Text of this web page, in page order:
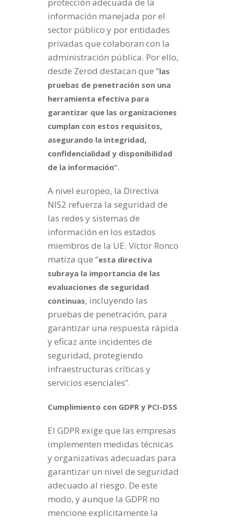
protección adecuada de la
información manejada por el
sector público y por entidades
privadas que colaboran con la
administración pública. Por ello,
desde Zerod destacan que “las
pruebas de penetración son una
herramienta efectiva para
garantizar que las organizaciones
cumplan con estos requisitos,
asegurando la integridad,
confidencialidad y disponibilidad
de la información”.
A nivel europeo, la Directiva
NIS2 refuerza la seguridad de
las redes y sistemas de
información en los estados
miembros de la UE. Víctor Ronco
matiza que “esta directiva
subraya la importancia de las
evaluaciones de seguridad
continuas, incluyendo las
pruebas de penetración, para
garantizar una respuesta rápida
y eficaz ante incidentes de
seguridad, protegiendo
infraestructuras críticas y
servicios esenciales”.
Cumplimiento con GDPR y PCI-DSS
El GDPR exige que las empresas
implementen medidas técnicas
y organizativas adecuadas para
garantizar un nivel de seguridad
adecuado al riesgo. De este
modo, y aunque la GDPR no
mencione explícitamente la